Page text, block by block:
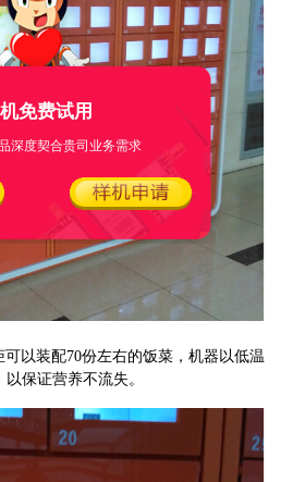
以装配70份左右的饭菜，机器以低温
保证营养不流失。
免费试用
深度契合贵司业务需求